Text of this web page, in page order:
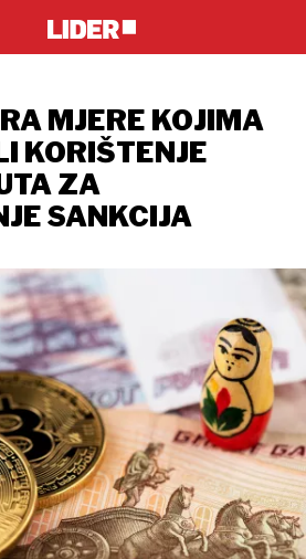
MJERE KOJIMA
KORIŠTENJE
ZA
SANKCIJA